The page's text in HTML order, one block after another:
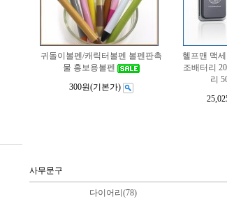
귀돌이볼펜/캐릭터볼펜 볼펜판촉
물 홍보용볼펜
300원(기본가)
헬프맨 맥
조배터리
리
사무문구
다이어리(78)